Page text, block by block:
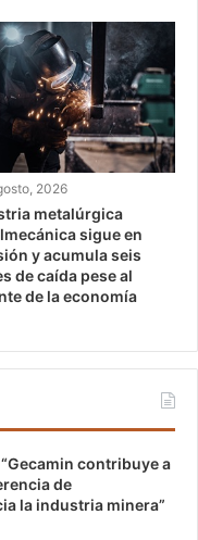
2026
metalúrgica
sigue en
y acumula seis
de caída pese al
de la economía
contribuye a
de
la industria minera”